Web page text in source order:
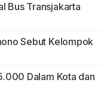
Bus Transjakarta
Sebut Kelompok
Dalam Kota dan